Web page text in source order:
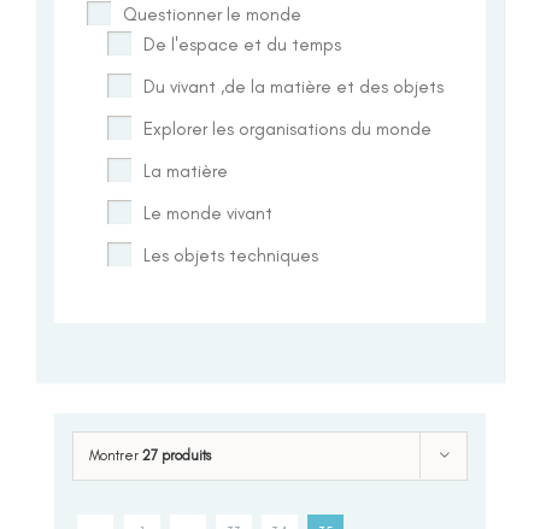
Montrer 27 produits
Questionner le monde
De l'espace et du temps
Du vivant ,de la matière et des objets
Explorer les organisations du monde
La matière
Le monde vivant
Les objets techniques